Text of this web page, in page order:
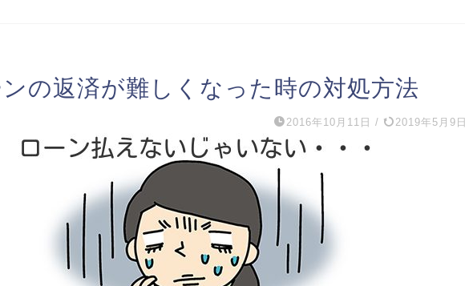
の返済が難しくなった時の対処方法
2016年10月11日 / 2019年5月9日